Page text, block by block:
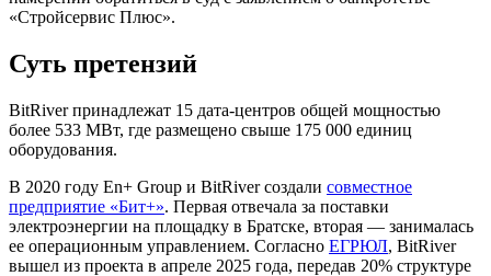
«Стройсервис Плюс».
Суть претензий
BitRiver принадлежат 15 дата-центров общей мощностью
более 533 МВт, где размещено свыше 175 000 единиц
оборудования.
В 2020 году En+ Group и BitRiver создали совместное
предприятие «Бит+». Первая отвечала за поставки
электроэнергии на площадку в Братске, вторая — занималась
ее операционным управлением. Согласно ЕГРЮЛ, BitRiver
вышел из проекта в апреле 2025 года, передав 20% структуре